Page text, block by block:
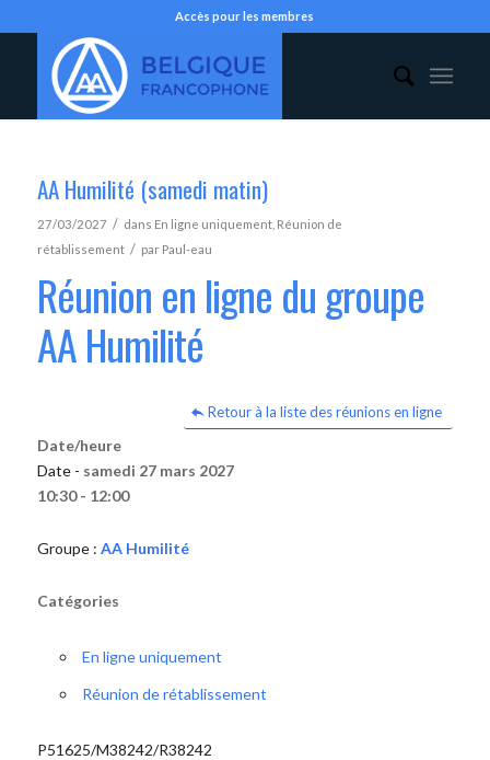
Accès pour les membres
AA Humilité (samedi matin)
27/03/2027 / dans En ligne uniquement, Réunion de
rétablissement / par Paul-eau
Réunion en ligne du groupe
AA Humilité
Retour à la liste des réunions en ligne
Date/heure
Date - samedi 27 mars 2027
10:30 - 12:00
Groupe : AA Humilité
Catégories
En ligne uniquement
Réunion de rétablissement
P51625/M38242/R38242